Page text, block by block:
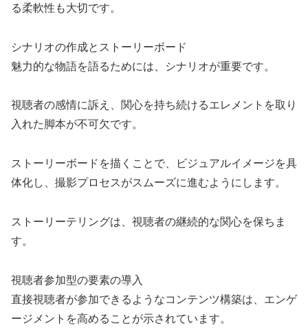
る柔軟性も大切です。
シナリオの作成とストーリーボード
魅力的な物語を語るためには、シナリオが重要です。
視聴者の感情に訴え、関心を持ち続けるエレメントを取り
入れた脚本が不可欠です。
ストーリーボードを描くことで、ビジュアルイメージを具
体化し、撮影プロセスがスムーズに進むようにします。
ストーリーテリングは、視聴者の継続的な関心を保ちま
す。
視聴者参加型の要素の導入
直接視聴者が参加できるようなコンテンツ構築は、エンゲ
ージメントを高めることが示されています。